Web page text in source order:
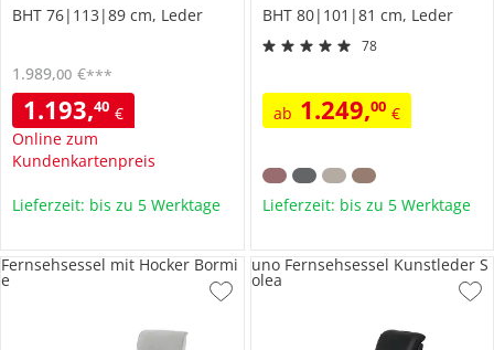
BHT 76|113|89 cm, Leder
1.193,40 €
Online zum
Kundenkartenpreis
1.989,00 €***
Lieferzeit: bis zu 5 Werktage
BHT 80|101|81 cm, Leder
78
ab 1.249,00 €
Lieferzeit: bis zu 5 Werktage
Fernsehsessel mit Hocker Bormi
e
uno Fernsehsessel Kunstleder S
olea